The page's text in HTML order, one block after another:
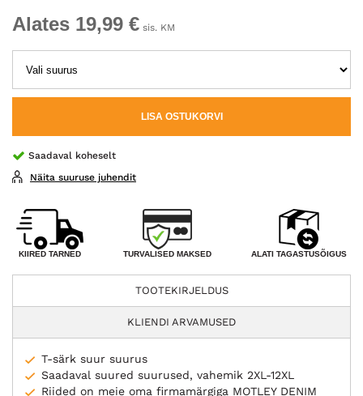
Alates 19,99 € sis. KM
LISA OSTUKORVI
Saadaval koheselt
Näita suuruse juhendit
KIIRED TARNED TURVALISED MAKSED ALATI TAGASTUSÕIGUS
TOOTEKIRJELDUS
KLIENDI ARVAMUSED
T-särk suur suurus
Saadaval suured suurused, vahemik 2XL-12XL
Riided on meie oma firmamärgiga MOTLEY DENIM